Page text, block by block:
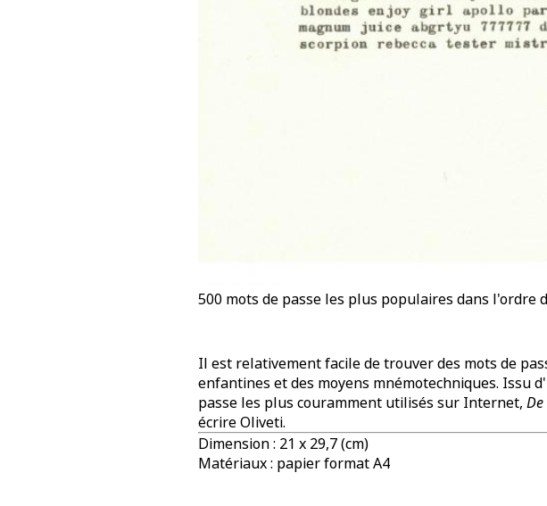
500 mots de passe les plus populaires dans l'ordre
Il est relativement facile de trouver des mots de
enfantines et des moyens mnémotechniques. Issu
passe les plus couramment utilisés sur Internet,
écrire Oliveti.
Dimension : 21 x 29,7 (cm)
Matériaux : papier format A4